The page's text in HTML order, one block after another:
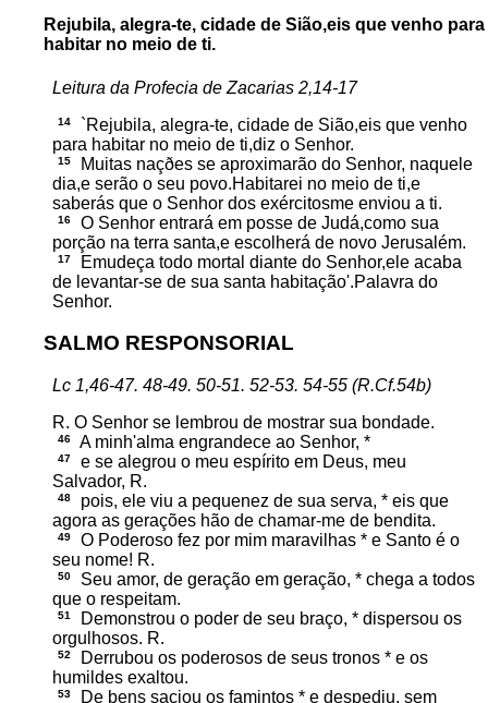
Rejubila, alegra-te, cidade de Sião,eis que venho para
habitar no meio de ti.
Leitura da Profecia de Zacarias 2,14-17
14
`Rejubila, alegra-te, cidade de Sião,eis que venho
para habitar no meio de ti,diz o Senhor.
15
Muitas naçðes se aproximarão do Senhor, naquele
dia,e serão o seu povo.Habitarei no meio de ti,e
saberás que o Senhor dos exércitosme enviou a ti.
16
O Senhor entrará em posse de Judá,como sua
porção na terra santa,e escolherá de novo Jerusalém.
17
Emudeça todo mortal diante do Senhor,ele acaba
de levantar-se de sua santa habitação'.Palavra do
Senhor.
SALMO RESPONSORIAL
Lc 1,46-47. 48-49. 50-51. 52-53. 54-55 (R.Cf.54b)
R. O Senhor se lembrou de mostrar sua bondade.
46 A minh'alma engrandece ao Senhor, *
47
e se alegrou o meu espírito em Deus, meu
Salvador, R.
48
pois, ele viu a pequenez de sua serva, * eis que
agora as gerações hão de chamar-me de bendita.
49
O Poderoso fez por mim maravilhas * e Santo é o
seu nome! R.
50
Seu amor, de geração em geração, * chega a todos
que o respeitam.
51
Demonstrou o poder de seu braço, * dispersou os
orgulhosos. R.
52
Derrubou os poderosos de seus tronos * e os
humildes exaltou.
53
De bens saciou os famintos * e despediu, sem